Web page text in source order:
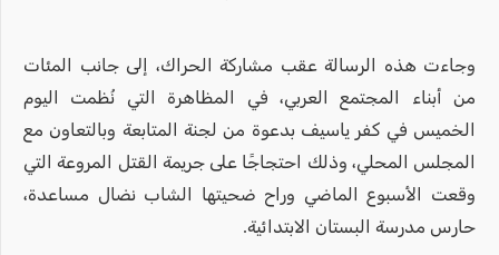
وجاءت هذه الرسالة عقب مشاركة الحراك، إلى جانب المئات
من أبناء المجتمع العربي، في المظاهرة التي نُظمت اليوم
الخميس في كفر ياسيف بدعوة من لجنة المتابعة وبالتعاون مع
المجلس المحلي، وذلك احتجاجًا على جريمة القتل المروعة التي
وقعت الأسبوع الماضي وراح ضحيتها الشاب نضال مساعدة،
حارس مدرسة البستان الابتدائية.